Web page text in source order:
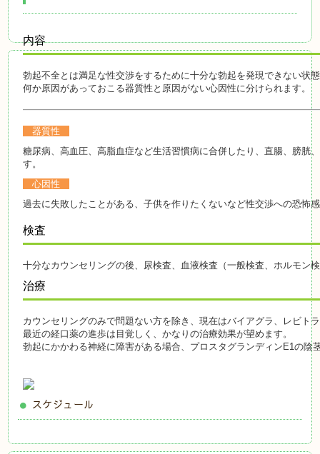
内容
勃起不全とは満足な性交渉をするために十分な勃起を発現できない状
何か原因があっておこる器質性と原因がない心因性に分けられます。
器質性
糖尿病、高血圧、高脂血症など生活習慣病に合併したり、直腸、膀胱
す。
心因性
過去に失敗したことがある、子供を作りたくないなど性交渉への恐怖
検査
十分なカウンセリングの後、尿検査、血液検査（一般検査、ホルモン
治療
カウンセリングのみで問題ない方を除き、現在はバイアグラ、レビト
最近の経口薬の進歩は目覚しく、かなりの治療効果が望めます。
勃起にかかわる神経に障害がある場合、プロスタグランディンE1の陰
スケジュール